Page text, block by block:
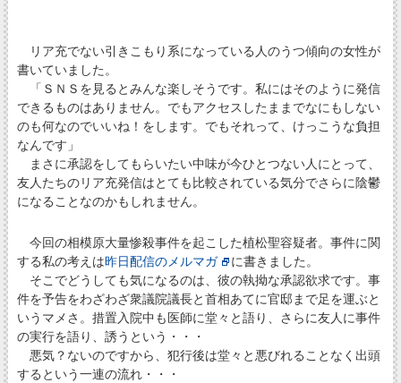
リア充でない引きこもり系になっている人のうつ傾向の女性が
書いていました。
「ＳＮＳを見るとみんな楽しそうです。私にはそのように発信
できるものはありません。でもアクセスしたままでなにもしない
のも何なのでいいね！をします。でもそれって、けっこうな負担
なんです」
まさに承認をしてもらいたい中味が今ひとつない人にとって、
友人たちのリア充発信はとても比較されている気分でさらに陰鬱
になることなのかもしれません。
今回の相模原大量惨殺事件を起こした植松聖容疑者。事件に関
する私の考えは昨日配信のメルマガ
に書きました。
そこでどうしても気になるのは、彼の執拗な承認欲求です。事
件を予告をわざわざ衆議院議長と首相あてに官邸まで足を運ぶと
いうマメさ。措置入院中も医師に堂々と語り、さらに友人に事件
の実行を語り、誘うという・・・
悪気？ないのですから、犯行後は堂々と悪びれることなく出頭
するという一連の流れ・・・